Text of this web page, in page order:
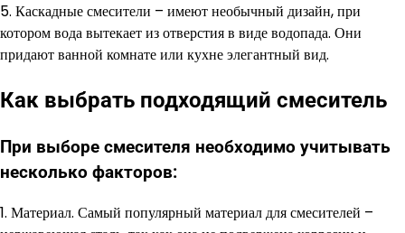
5. Каскадные смесители – имеют необычный дизайн, при
котором вода вытекает из отверстия в виде водопада. Они
придают ванной комнате или кухне элегантный вид.
Как выбрать подходящий смеситель
При выборе смесителя необходимо учитывать
несколько факторов:
1. Материал. Самый популярный материал для смесителей –